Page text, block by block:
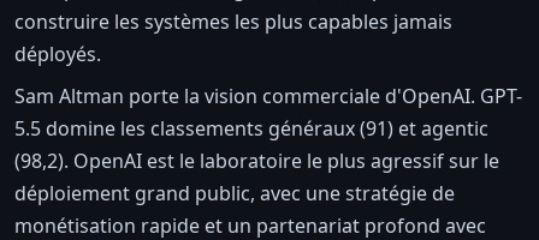
construire les systèmes les plus capables jamais
déployés.
Sam Altman porte la vision commerciale d'OpenAI. GPT-
5.5 domine les classements généraux (91) et agentic
(98,2). OpenAI est le laboratoire le plus agressif sur le
déploiement grand public, avec une stratégie de
monétisation rapide et un partenariat profond avec